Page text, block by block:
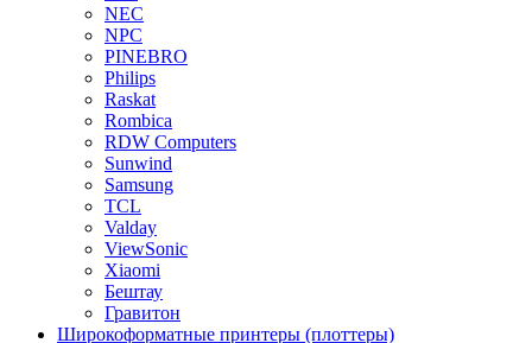
NEC
NPC
PINEBRO
Philips
Raskat
Rombica
RDW Computers
Sunwind
Samsung
TCL
Valday
ViewSonic
Xiaomi
Бештау
Гравитон
Широкоформатные принтеры (плоттеры)